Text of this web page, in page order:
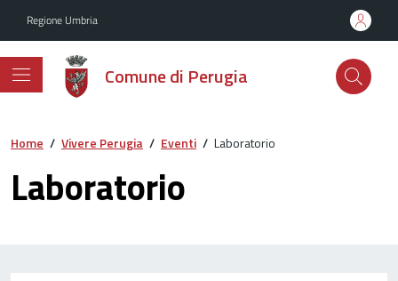
Regione Umbria
Comune di Perugia
Home / Vivere Perugia / Eventi / Laboratorio
Laboratorio